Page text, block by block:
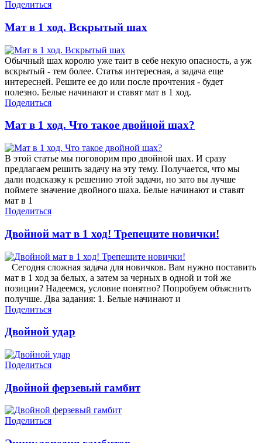
Поделиться
Мат в 1 ход. Вскрытый шах
Обычный шах королю уже таит в себе некую опасность, а уж
вскрытый - тем более. Статья интересная, а задача еще
интересней. Решите ее до или после прочтения - будет
полезно. Белые начинают и ставят мат в 1 ход.
Поделиться
Мат в 1 ход. Что такое двойной шах?
В этой статье мы поговорим про двойной шах. И сразу
предлагаем решить задачу на эту тему. Получается, что мы
дали подсказку к решению этой задачи, но зато вы лучше
поймете значение двойного шаха. Белые начинают и ставят
мат в 1
Поделиться
Двойной мат в 1 ход! Трепещите новички!
Сегодня сложная задача для новичков. Вам нужно поставить
мат в 1 ход за белых, а затем за черных в одной и той же
позиции? Надеемся, условие понятно? Попробуем объяснить
получше. Два задания: 1. Белые начинают и
Поделиться
Двойной удар
Поделиться
Двойной ферзевый гамбит
Поделиться